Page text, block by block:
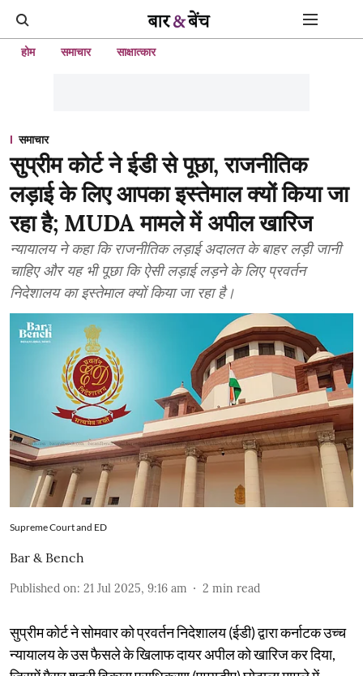
होम समाचार साक्षात्कार
समाचार
सुप्रीम कोर्ट ने ईडी से पूछा, राजनीतिक
लड़ाई के लिए आपका इस्तेमाल क्यों किया जा
रहा है; MUDA मामले में अपील खारिज
न्यायालय ने कहा कि राजनीतिक लड़ाई अदालत के बाहर लड़ी जानी
चाहिए और यह भी पूछा कि ऐसी लड़ाई लड़ने के लिए प्रवर्तन
निदेशालय का इस्तेमाल क्यों किया जा रहा है।
Supreme Court and ED
Bar & Bench
Published on: 21 Jul 2025, 9:16 am 2 min read
सुप्रीम कोर्ट ने सोमवार को प्रवर्तन निदेशालय (ईडी) द्वारा कर्नाटक उच्च
न्यायालय के उस फैसले के खिलाफ दायर अपील को खारिज कर दिया,